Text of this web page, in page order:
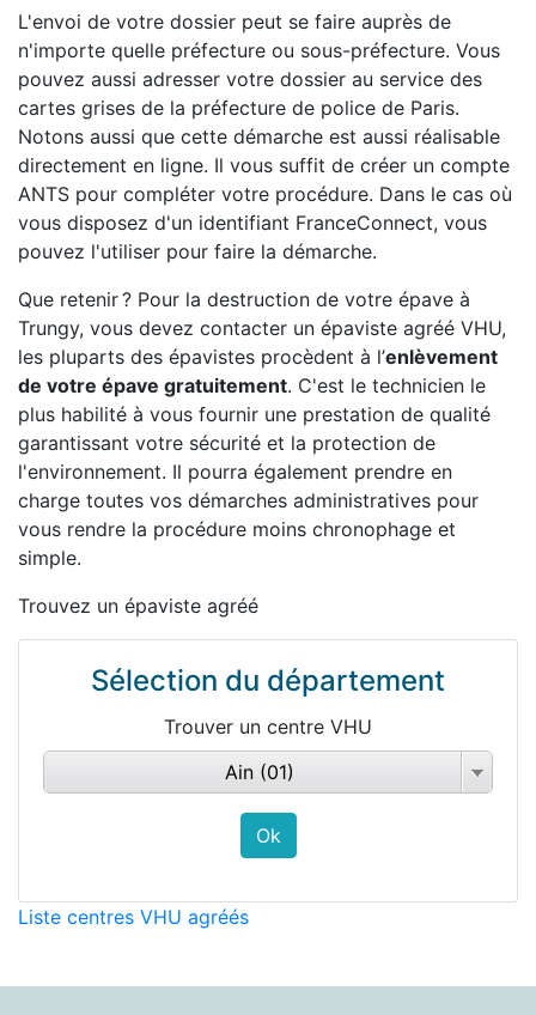
L'envoi de votre dossier peut se faire auprès de
n'importe quelle préfecture ou sous-préfecture. Vous
pouvez aussi adresser votre dossier au service des
cartes grises de la préfecture de police de Paris.
Notons aussi que cette démarche est aussi réalisable
directement en ligne. Il vous suffit de créer un compte
ANTS pour compléter votre procédure. Dans le cas où
vous disposez d'un identifiant FranceConnect, vous
pouvez l'utiliser pour faire la démarche.
Que retenir ? Pour la destruction de votre épave à
Trungy, vous devez contacter un épaviste agréé VHU,
les pluparts des épavistes procèdent à l’enlèvement
de votre épave gratuitement. C'est le technicien le
plus habilité à vous fournir une prestation de qualité
garantissant votre sécurité et la protection de
l'environnement. Il pourra également prendre en
charge toutes vos démarches administratives pour
vous rendre la procédure moins chronophage et
simple.
Trouvez un épaviste agréé
Sélection du département
Trouver un centre VHU
Ain (01)
Liste centres VHU agréés